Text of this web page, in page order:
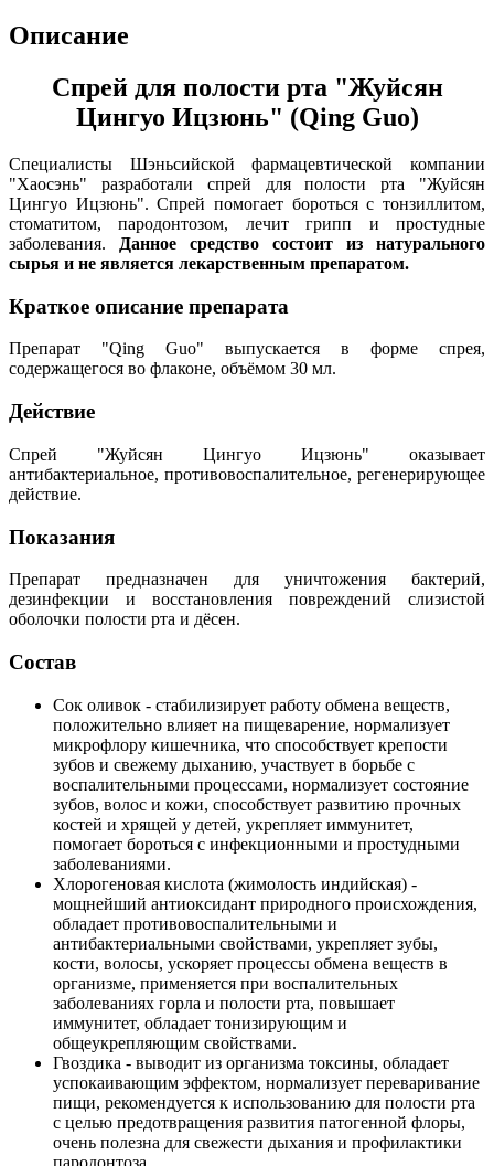
Описание
Спрей для полости рта "Жуйсян
Цингуо Ицзюнь" (Qing Guo)
Специалисты Шэньсийской фармацевтической компании
"Хаосэнь" разработали спрей для полости рта "Жуйсян
Цингуо Ицзюнь". Спрей помогает бороться с тонзиллитом,
стоматитом, пародонтозом, лечит грипп и простудные
заболевания.
Данное средство состоит из натурального
сырья и не является лекарственным препаратом.
Краткое описание препарата
Препарат "Qing Guo" выпускается в форме спрея,
содержащегося во флаконе, объёмом 30 мл.
Действие
Спрей "Жуйсян Цингуо Ицзюнь" оказывает
антибактериальное, противовоспалительное, регенерирующее
действие.
Показания
Препарат предназначен для уничтожения бактерий,
дезинфекции и восстановления повреждений слизистой
оболочки полости рта и дёсен.
Состав
Сок оливок - стабилизирует работу обмена веществ,
положительно влияет на пищеварение, нормализует
микрофлору кишечника, что способствует крепости
зубов и свежему дыханию, участвует в борьбе с
воспалительными процессами, нормализует состояние
зубов, волос и кожи, способствует развитию прочных
костей и хрящей у детей, укрепляет иммунитет,
помогает бороться с инфекционными и простудными
заболеваниями.
Хлорогеновая кислота (жимолость индийская) -
мощнейший антиоксидант природного происхождения,
обладает противовоспалительными и
антибактериальными свойствами, укрепляет зубы,
кости, волосы, ускоряет процессы обмена веществ в
организме, применяется при воспалительных
заболеваниях горла и полости рта, повышает
иммунитет, обладает тонизирующим и
общеукрепляющим свойствами.
Гвоздика - выводит из организма токсины, обладает
успокаивающим эффектом, нормализует переваривание
пищи, рекомендуется к использованию для полости рта
с целью предотвращения развития патогенной флоры,
очень полезна для свежести дыхания и профилактики
пародонтоза.